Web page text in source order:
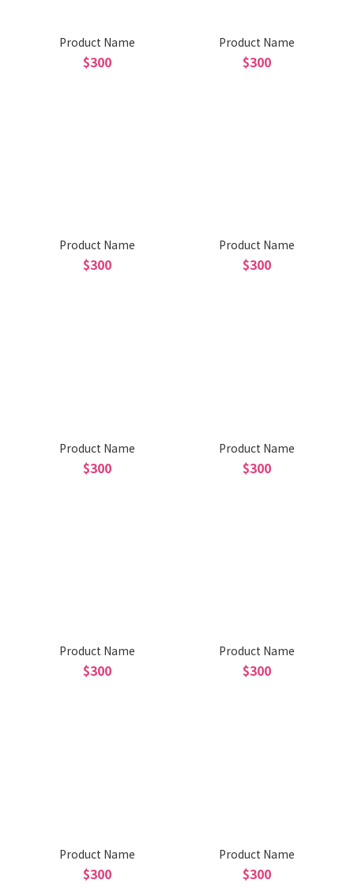
Product Name
$300
Product Name
$300
Product Name
$300
Product Name
$300
Product Name
$300
Product Name
$300
Product Name
$300
Product Name
$300
Product Name
$300
Product Name
$300